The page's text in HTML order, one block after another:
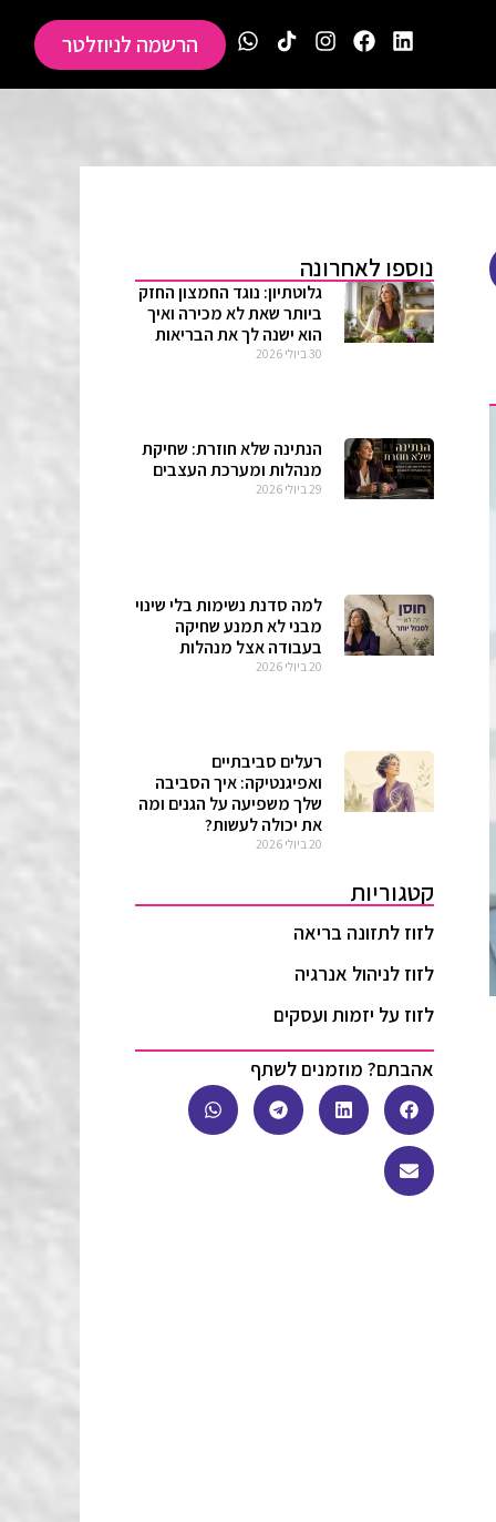
הרשמה לניוזלטר
נוספו לאחרונה
גלוטתיון: נוגד החמצון החזק
ביותר שאת לא מכירה ואיך
הוא ישנה לך את הבריאות
30 ביולי 2026
הנתינה שלא חוזרת: שחיקת
מנהלות ומערכת העצבים
29 ביולי 2026
למה סדנת נשימות בלי שינוי
מבני לא תמנע שחיקה
בעבודה אצל מנהלות
20 ביולי 2026
רעלים סביבתיים
ואפיגנטיקה: איך הסביבה
שלך משפיעה על הגנים ומה
את יכולה לעשות?
20 ביולי 2026
קטגוריות
לזוז לתזונה בריאה
לזוז לניהול אנרגיה
לזוז על יזמות ועסקים
אהבתם? מוזמנים לשתף